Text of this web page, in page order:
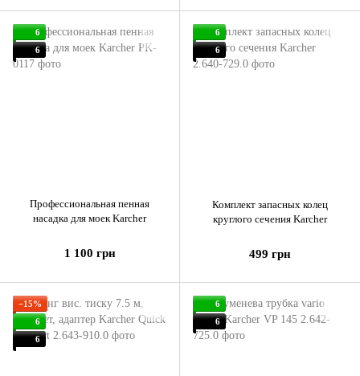
6
6
Профессиональная пенная
насадка для моек Karcher
1 100 грн
6
6
Комплект запасных колец
круглого сечения Karcher
499 грн
−15%
6
6
6
6